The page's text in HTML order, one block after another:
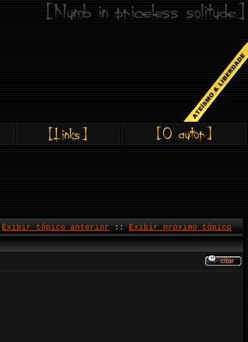
Exibir tópico anterior :: Exibir próximo tópico